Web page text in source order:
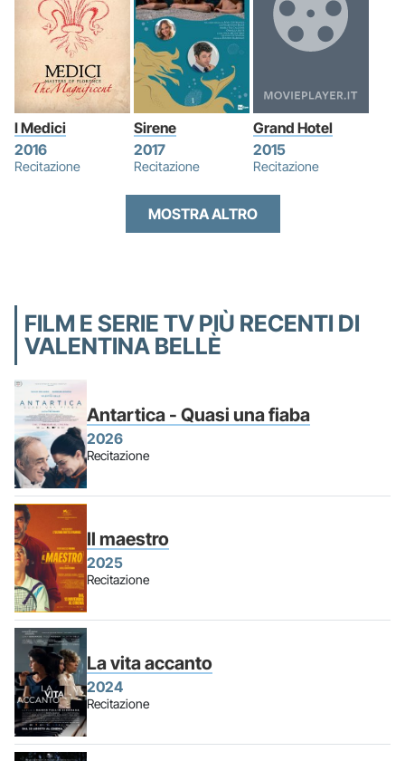
I Medici
2016
Recitazione
Sirene
2017
Recitazione
Grand Hotel
2015
Recitazione
MOSTRA ALTRO
FILM E SERIE TV PIÙ RECENTI DI
VALENTINA BELLÈ
Antartica - Quasi una fiaba
2026
Recitazione
Il maestro
2025
Recitazione
La vita accanto
2024
Recitazione